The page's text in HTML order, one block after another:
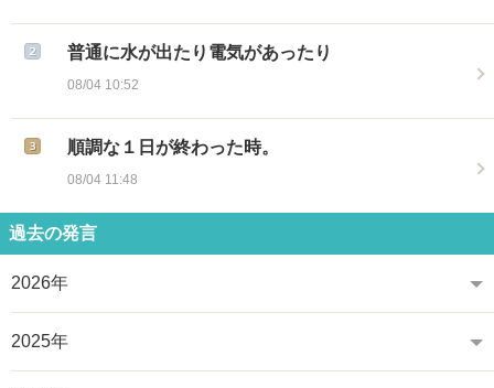
普通に水が出たり電気があったり
08/04 10:52
順調な１日が終わった時。
08/04 11:48
過去の発言
2026年
2025年